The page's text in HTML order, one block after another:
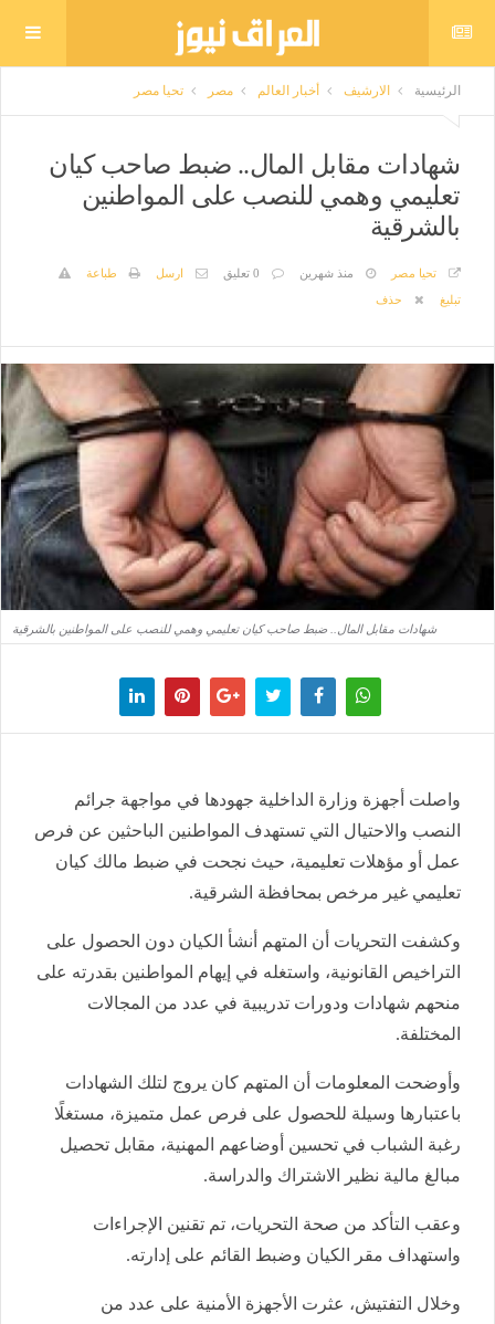
الرئيسية الارشيف أخبار العالم مصر تحيا مصر
شهادات مقابل المال.. ضبط صاحب كيان
تعليمي وهمي للنصب على المواطنين
بالشرقية
تحيا مصر منذ شهرين 0 تعليق ارسل
طباعة
تبليغ
حذف
شهادات مقابل المال.. ضبط صاحب كيان تعليمي وهمي للنصب على المواطنين بالشرقية
واصلت أجهزة وزارة الداخلية جهودها في مواجهة جرائم
النصب والاحتيال التي تستهدف المواطنين الباحثين عن فرص
عمل أو مؤهلات تعليمية، حيث نجحت في ضبط مالك كيان
تعليمي غير مرخص بمحافظة الشرقية.
وكشفت التحريات أن المتهم أنشأ الكيان دون الحصول على
التراخيص القانونية، واستغله في إيهام المواطنين بقدرته على
منحهم شهادات ودورات تدريبية في عدد من المجالات
المختلفة.
وأوضحت المعلومات أن المتهم كان يروج لتلك الشهادات
باعتبارها وسيلة للحصول على فرص عمل متميزة، مستغلًا
رغبة الشباب في تحسين أوضاعهم المهنية، مقابل تحصيل
مبالغ مالية نظير الاشتراك والدراسة.
وعقب التأكد من صحة التحريات، تم تقنين الإجراءات
واستهداف مقر الكيان وضبط القائم على إدارته.
وخلال التفتيش، عثرت الأجهزة الأمنية على عدد من